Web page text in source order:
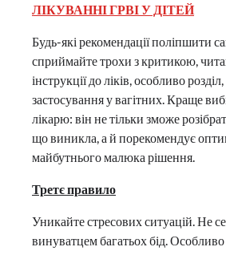
ЛІКУВАННІ ГРВІ У ДІТЕЙ
Будь-які рекомендації поліпшити
сприймайте трохи з критикою,
інструкції до ліків, особливо
застосування у вагітних. Краще
лікарю: він не тільки зможе
що виникла, а й порекомендує
майбутнього малюка рішення.
Третє правило
Уникайте стресових ситуацій. Не
винуватцем багатьох бід.